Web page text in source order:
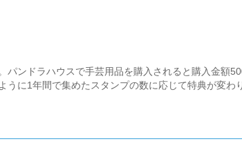
ンドラハウスで手芸用品を購入されると購入金額
に1年間で集めたスタンプの数に応じて特典が変わ